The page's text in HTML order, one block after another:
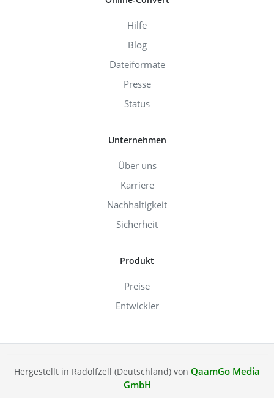
Hilfe
Blog
Dateiformate
Presse
Status
Unternehmen
Über uns
Karriere
Nachhaltigkeit
Sicherheit
Produkt
Preise
Entwickler
Hergestellt in Radolfzell (Deutschland) von QaamGo Media
GmbH